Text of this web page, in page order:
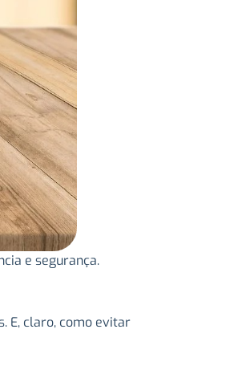
e segurança.
E, claro, como evitar